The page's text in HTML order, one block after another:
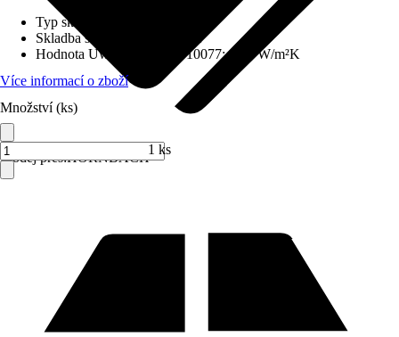
Prodej přes:HORNBACH
Typ skla
Skladba skla
Trojitě zasklené
Hodnota Uw dle DIN EN 10077:0,98 W/m²K
Více informací o zboží
Množství (ks)
1 ks